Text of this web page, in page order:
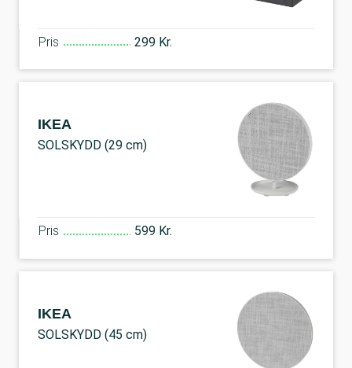
Pris 299 Kr.
IKEA
SOLSKYDD (29 cm)
Pris 599 Kr.
IKEA
SOLSKYDD (45 cm)